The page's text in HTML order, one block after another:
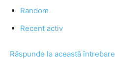
Random
Recent activ
Răspunde la această întrebare